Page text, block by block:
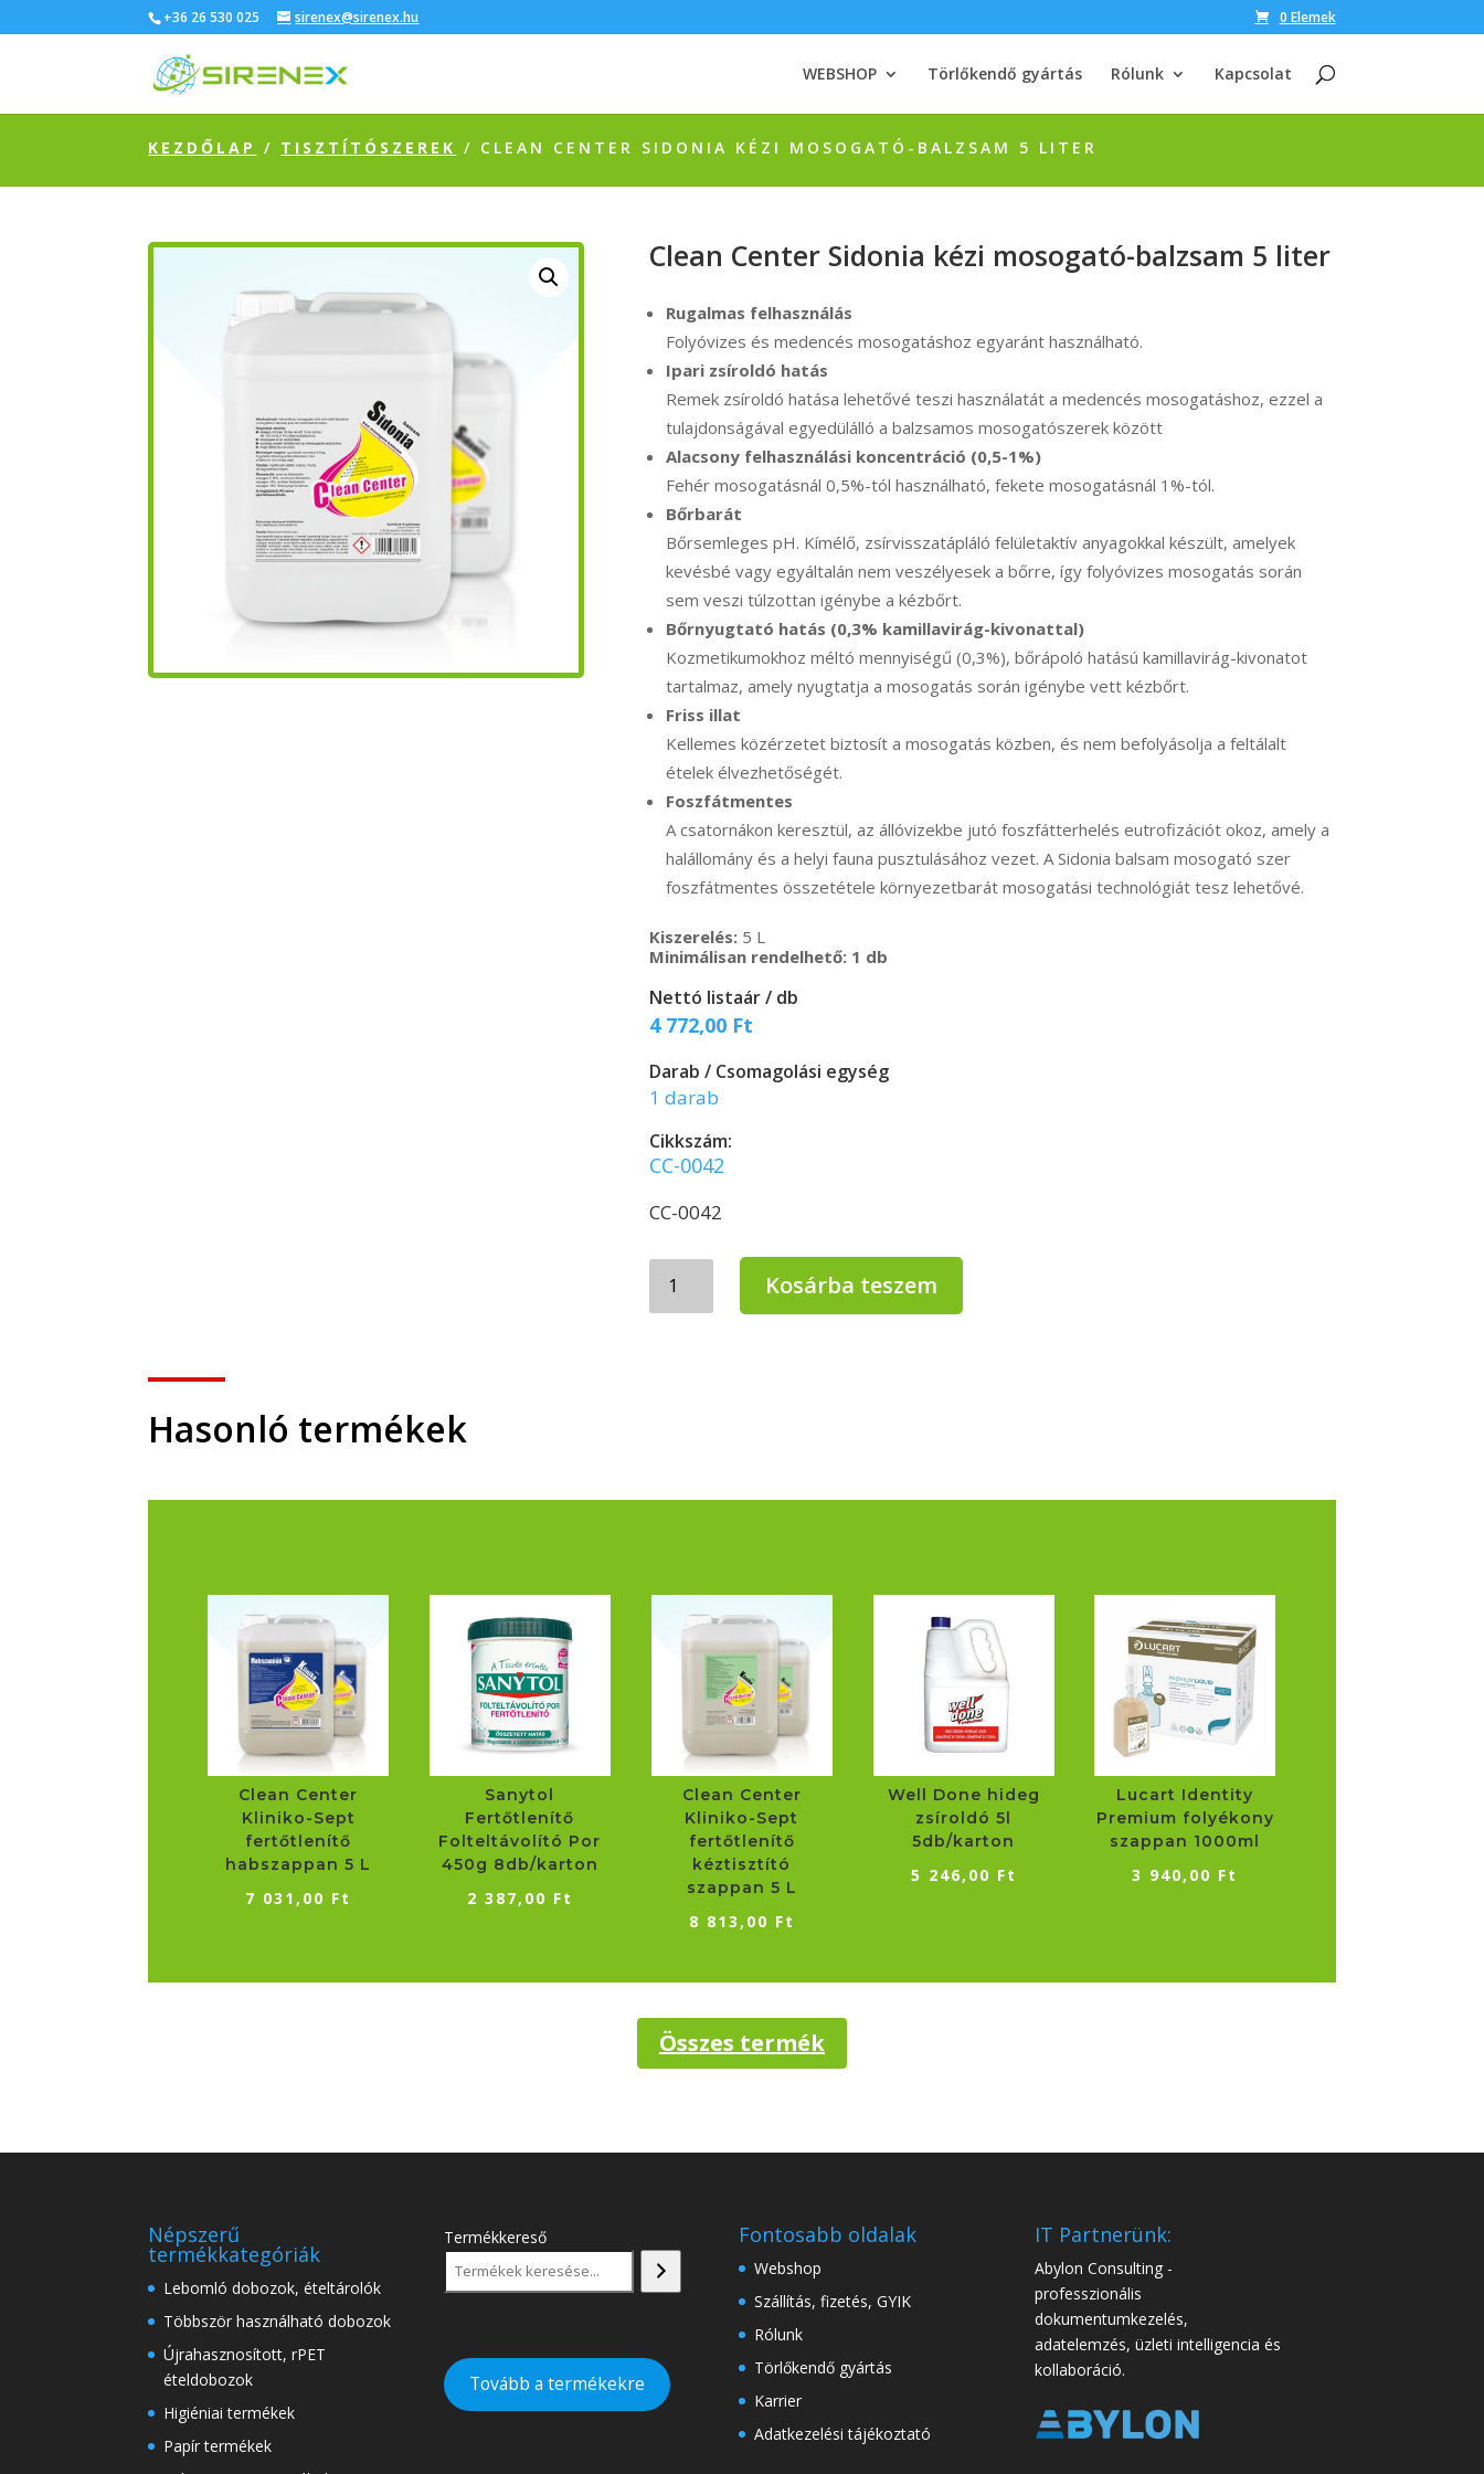
+36 26 530 025 sirenex@sirenex.hu 0 Elemek
WEBSHOP Törlőkendő gyártás Rólunk Kapcsolat
KEZDŐLAP / TISZTÍTÓSZEREK / CLEAN CENTER SIDONIA KÉZI MOSOGATÓ-BALZSAM 5 LITER
Clean Center Sidonia kézi mosogató-balzsam 5 liter
Rugalmas felhasználás
Folyóvizes és medencés mosogatáshoz egyaránt használható.
Ipari zsíroldó hatás
Remek zsíroldó hatása lehetővé teszi használatát a medencés mosogatáshoz, ezzel a
tulajdonságával egyedülálló a balzsamos mosogatószerek között
Alacsony felhasználási koncentráció (0,5-1%)
Fehér mosogatásnál 0,5%-tól használható, fekete mosogatásnál 1%-tól.
Bőrbarát
Bőrsemleges pH. Kímélő, zsírvisszatápláló felületaktív anyagokkal készült, amelyek
kevésbé vagy egyáltalán nem veszélyesek a bőrre, így folyóvizes mosogatás során
sem veszi túlzottan igénybe a kézbőrt.
Bőrnyugtató hatás (0,3% kamillavirág-kivonattal)
Kozmetikumokhoz méltó mennyiségű (0,3%), bőrápoló hatású kamillavirág-kivonatot
tartalmaz, amely nyugtatja a mosogatás során igénybe vett kézbőrt.
Friss illat
Kellemes közérzetet biztosít a mosogatás közben, és nem befolyásolja a feltálalt
ételek élvezhetőségét.
Foszfátmentes
A csatornákon keresztül, az állóvizekbe jutó foszfátterhelés eutrofizációt okoz, amely a
halállomány és a helyi fauna pusztulásához vezet. A Sidonia balsam mosogató szer
foszfátmentes összetétele környezetbarát mosogatási technológiát tesz lehetővé.
Kiszerelés: 5 L
Minimálisan rendelhető: 1 db
Nettó listaár / db
4 772,00 Ft
Darab / Csomagolási egység
1 darab
Cikkszám:
CC-0042
CC-0042
Center
Sidonia
Kosárba teszem
Hasonló termékek
Clean Center
Kliniko-Sept
fertőtlenítő
habszappan 5 L
7 031,00 Ft
Sanytol
Fertőtlenítő
Folteltávolító Por
450g 8db/karton
2 387,00 Ft
Clean Center
Kliniko-Sept
fertőtlenítő
kéztisztító
szappan 5 L
8 813,00 Ft
Well Done hideg
zsíroldó 5l
5db/karton
5 246,00 Ft
Lucart Identity
Premium folyékony
szappan 1000ml
3 940,00 Ft
Összes termék
Népszerű
termékkategóriák
Lebomló dobozok, ételtárolók
Többször használható dobozok
Újrahasznosított, rPET
ételdobozok
Higiéniai termékek
Papír termékek
Termékkereső
Tovább a termékekre
Fontosabb oldalak
Webshop
Szállítás, fizetés, GYIK
Rólunk
Törlőkendő gyártás
Karrier
Adatkezelési tájékoztató
IT Partnerünk:
Abylon Consulting -
professzionális
dokumentumkezelés,
adatelemzés, üzleti intelligencia és
kollaboráció.